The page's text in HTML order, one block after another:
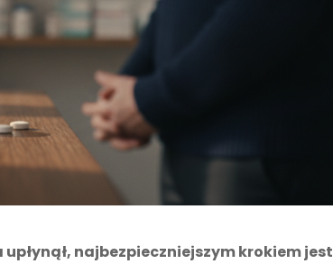
najbezpieczniejszym krokiem jest